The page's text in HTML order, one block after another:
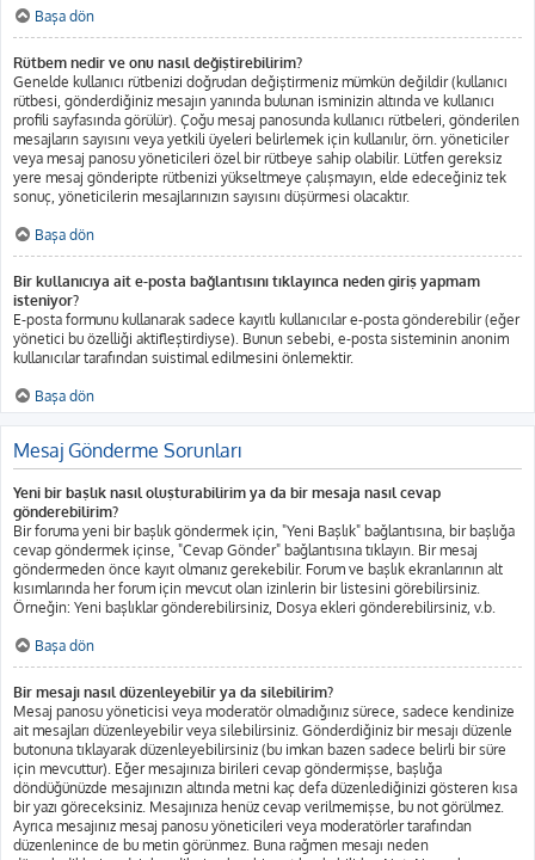
Başa dön
Rütbem nedir ve onu nasıl değiştirebilirim?
Genelde kullanıcı rütbenizi doğrudan değiştirmeniz mümkün değildir (kullanıcı
rütbesi, gönderdiğiniz mesajın yanında bulunan isminizin altında ve kullanıcı
profili sayfasında görülür). Çoğu mesaj panosunda kullanıcı rütbeleri, gönderilen
mesajların sayısını veya yetkili üyeleri belirlemek için kullanılır, örn. yöneticiler
veya mesaj panosu yöneticileri özel bir rütbeye sahip olabilir. Lütfen gereksiz
yere mesaj gönderipte rütbenizi yükseltmeye çalışmayın, elde edeceğiniz tek
sonuç, yöneticilerin mesajlarınızın sayısını düşürmesi olacaktır.
Başa dön
Bir kullanıcıya ait e-posta bağlantısını tıklayınca neden giriş yapmam
isteniyor?
E-posta formunu kullanarak sadece kayıtlı kullanıcılar e-posta gönderebilir (eğer
yönetici bu özelliği aktifleştirdiyse). Bunun sebebi, e-posta sisteminin anonim
kullanıcılar tarafından suistimal edilmesini önlemektir.
Başa dön
Mesaj Gönderme Sorunları
Yeni bir başlık nasıl oluşturabilirim ya da bir mesaja nasıl cevap
gönderebilirim?
Bir foruma yeni bir başlık göndermek için, "Yeni Başlık" bağlantısına, bir başlığa
cevap göndermek içinse, "Cevap Gönder" bağlantısına tıklayın. Bir mesaj
göndermeden önce kayıt olmanız gerekebilir. Forum ve başlık ekranlarının alt
kısımlarında her forum için mevcut olan izinlerin bir listesini görebilirsiniz.
Örneğin: Yeni başlıklar gönderebilirsiniz, Dosya ekleri gönderebilirsiniz, v.b.
Başa dön
Bir mesajı nasıl düzenleyebilir ya da silebilirim?
Mesaj panosu yöneticisi veya moderatör olmadığınız sürece, sadece kendinize
ait mesajları düzenleyebilir veya silebilirsiniz. Gönderdiğiniz bir mesajı düzenle
butonuna tıklayarak düzenleyebilirsiniz (bu imkan bazen sadece belirli bir süre
için mevcuttur). Eğer mesajınıza birileri cevap göndermişse, başlığa
döndüğünüzde mesajınızın altında metni kaç defa düzenlediğinizi gösteren kısa
bir yazı göreceksiniz. Mesajınıza henüz cevap verilmemişse, bu not görülmez.
Ayrıca mesajınız mesaj panosu yöneticileri veya moderatörler tarafından
düzenlenince de bu metin görünmez. Buna rağmen mesajı neden